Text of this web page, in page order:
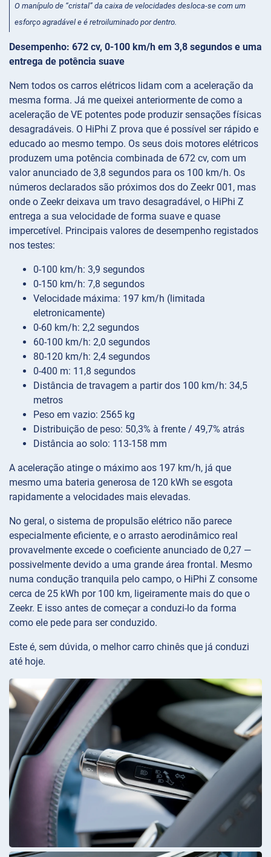
O manípulo de “cristal” da caixa de velocidades desloca-se com um
esforço agradável e é retroiluminado por dentro.
Desempenho: 672 cv, 0-100 km/h em 3,8 segundos e uma
entrega de potência suave
Nem todos os carros elétricos lidam com a aceleração da
mesma forma. Já me queixei anteriormente de como a
aceleração de VE potentes pode produzir sensações físicas
desagradáveis. O HiPhi Z prova que é possível ser rápido e
educado ao mesmo tempo. Os seus dois motores elétricos
produzem uma potência combinada de 672 cv, com um
valor anunciado de 3,8 segundos para os 100 km/h. Os
números declarados são próximos dos do Zeekr 001, mas
onde o Zeekr deixava um travo desagradável, o HiPhi Z
entrega a sua velocidade de forma suave e quase
impercetível. Principais valores de desempenho registados
nos testes:
0-100 km/h: 3,9 segundos
0-150 km/h: 7,8 segundos
Velocidade máxima: 197 km/h (limitada
eletronicamente)
0-60 km/h: 2,2 segundos
60-100 km/h: 2,0 segundos
80-120 km/h: 2,4 segundos
0-400 m: 11,8 segundos
Distância de travagem a partir dos 100 km/h: 34,5
metros
Peso em vazio: 2565 kg
Distribuição de peso: 50,3% à frente / 49,7% atrás
Distância ao solo: 113-158 mm
A aceleração atinge o máximo aos 197 km/h, já que
mesmo uma bateria generosa de 120 kWh se esgota
rapidamente a velocidades mais elevadas.
No geral, o sistema de propulsão elétrico não parece
especialmente eficiente, e o arrasto aerodinâmico real
provavelmente excede o coeficiente anunciado de 0,27 —
possivelmente devido a uma grande área frontal. Mesmo
numa condução tranquila pelo campo, o HiPhi Z consome
cerca de 25 kWh por 100 km, ligeiramente mais do que o
Zeekr. E isso antes de começar a conduzi-lo da forma
como ele pede para ser conduzido.
Este é, sem dúvida, o melhor carro chinês que já conduzi
até hoje.